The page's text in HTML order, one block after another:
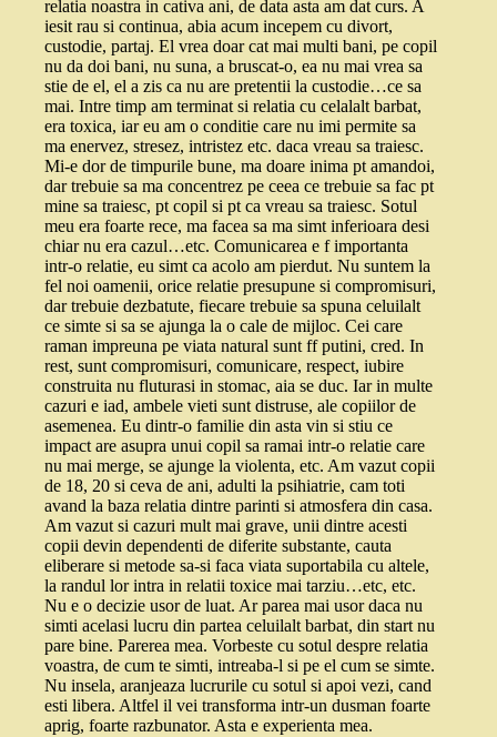
relatia noastra in cativa ani, de data asta am dat curs. A
iesit rau si continua, abia acum incepem cu divort,
custodie, partaj. El vrea doar cat mai multi bani, pe copil
nu da doi bani, nu suna, a bruscat-o, ea nu mai vrea sa
stie de el, el a zis ca nu are pretentii la custodie…ce sa
mai. Intre timp am terminat si relatia cu celalalt barbat,
era toxica, iar eu am o conditie care nu imi permite sa
ma enervez, stresez, intristez etc. daca vreau sa traiesc.
Mi-e dor de timpurile bune, ma doare inima pt amandoi,
dar trebuie sa ma concentrez pe ceea ce trebuie sa fac pt
mine sa traiesc, pt copil si pt ca vreau sa traiesc. Sotul
meu era foarte rece, ma facea sa ma simt inferioara desi
chiar nu era cazul…etc. Comunicarea e f importanta
intr-o relatie, eu simt ca acolo am pierdut. Nu suntem la
fel noi oamenii, orice relatie presupune si compromisuri,
dar trebuie dezbatute, fiecare trebuie sa spuna celuilalt
ce simte si sa se ajunga la o cale de mijloc. Cei care
raman impreuna pe viata natural sunt ff putini, cred. In
rest, sunt compromisuri, comunicare, respect, iubire
construita nu fluturasi in stomac, aia se duc. Iar in multe
cazuri e iad, ambele vieti sunt distruse, ale copiilor de
asemenea. Eu dintr-o familie din asta vin si stiu ce
impact are asupra unui copil sa ramai intr-o relatie care
nu mai merge, se ajunge la violenta, etc. Am vazut copii
de 18, 20 si ceva de ani, adulti la psihiatrie, cam toti
avand la baza relatia dintre parinti si atmosfera din casa.
Am vazut si cazuri mult mai grave, unii dintre acesti
copii devin dependenti de diferite substante, cauta
eliberare si metode sa-si faca viata suportabila cu altele,
la randul lor intra in relatii toxice mai tarziu…etc, etc.
Nu e o decizie usor de luat. Ar parea mai usor daca nu
simti acelasi lucru din partea celuilalt barbat, din start nu
pare bine. Parerea mea. Vorbeste cu sotul despre relatia
voastra, de cum te simti, intreaba-l si pe el cum se simte.
Nu insela, aranjeaza lucrurile cu sotul si apoi vezi, cand
esti libera. Altfel il vei transforma intr-un dusman foarte
aprig, foarte razbunator. Asta e experienta mea.